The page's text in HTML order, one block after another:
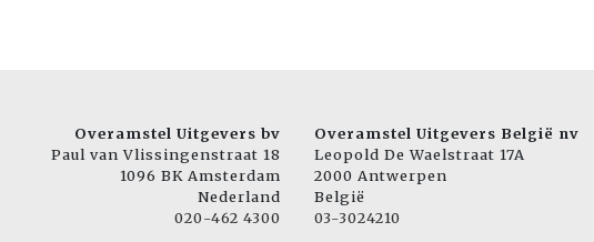
Overamstel Uitgevers bv
Paul van Vlissingenstraat 18
1096 BK Amsterdam
Nederland
020-462 4300
Overamstel Uitgevers België nv
Leopold De Waelstraat 17A
2000 Antwerpen
België
03-3024210